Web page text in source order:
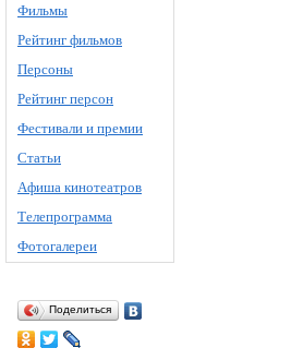
Фильмы
Рейтинг фильмов
Персоны
Рейтинг персон
Фестивали и премии
Статьи
Афиша кинотеатров
Телепрограмма
Фотогалереи
Поделиться